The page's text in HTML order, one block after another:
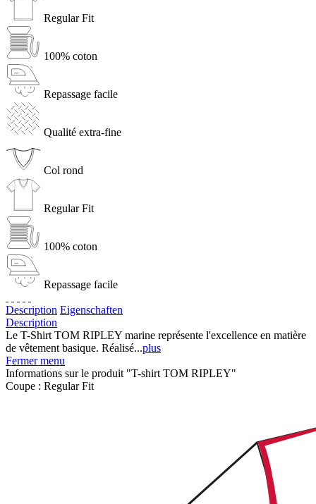
Regular Fit
100% coton
Repassage facile
Qualité extra-fine
Col rond
Regular Fit
100% coton
Repassage facile
Description Eigenschaften
Description
Le T-Shirt TOM RIPLEY marine représente l'excellence en matière
de vêtement basique. Réalisé...plus
Fermer menu
Informations sur le produit "T-shirt TOM RIPLEY"
Coupe : Regular Fit